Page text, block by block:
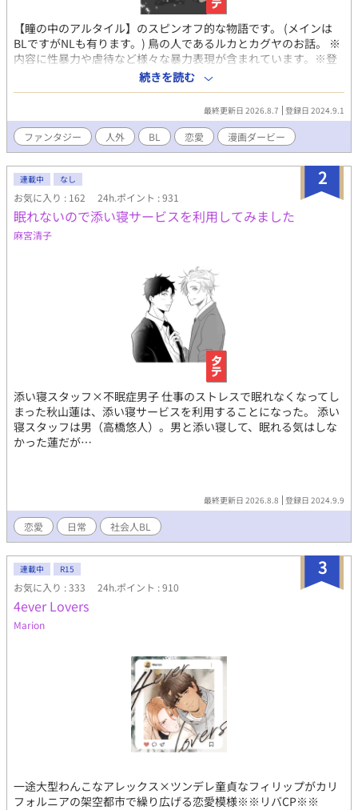
【瞳の中のアルタイル】のスピンオフ的な物語です。 (メインは
BLですがNLも有ります。) 鳥の人であるルカとカグヤのお話。 ※
内容に性暴力や虐待など様々な暴力表現が含まれています。※登
録非推奨です。好きな方だけ読んで下さい。これ等の表現が苦手
な方はブラウザバック等でのご自衛をお願い致します。
続きを読む
最終更新日 2026.8.7 登録日 2024.9.1
ファンタジー 人外 BL 恋愛 漫画ダービー
2
連載中 なし
お気に入り : 162 24h.ポイント : 931
眠れないので添い寝サービスを利用してみました
麻宮清子
添い寝スタッフ×不眠症男子 仕事のストレスで眠れなくなってし
まった秋山蓮は、添い寝サービスを利用することになった。 添い
寝スタッフは男（高橋悠人）。男と添い寝して、眠れる気はしな
かった蓮だが…
最終更新日 2026.8.8 登録日 2024.9.9
恋愛 日常 社会人BL
3
連載中 R15
お気に入り : 333 24h.ポイント : 910
4ever Lovers
Marion
一途大型わんこなアレックス×ツンデレ童貞なフィリップがカリ
フォルニアの架空都市で繰り広げる恋愛模様※※リバCP※※